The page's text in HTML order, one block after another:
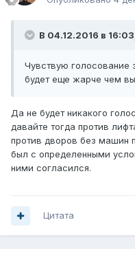
В 04.12.2016 в
Чувствую голосование
будет еще жарче чем
Да не будет никакого
давайте тогда против
против дворов без машин
был с определенными
ними согласился.
Цитата